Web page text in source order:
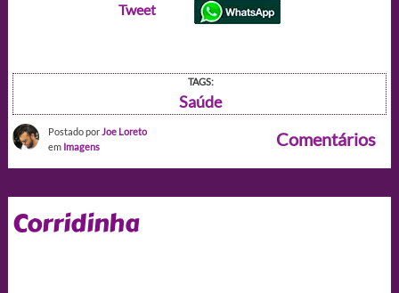
Tweet
TAGS:
Saúde
Postado por Joe Loreto
em Imagens Comentários
Corridinha